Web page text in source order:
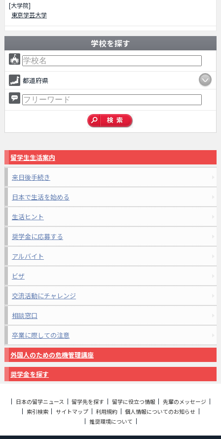
[大学院]
東京学芸大学
学校を探す
都道府県
留学生生活案内
来日後手続き
日本で生活を始める
生活ヒント
奨学金に応募する
アルバイト
ビザ
交流活動にチャレンジ
相談窓口
卒業に際しての注意
外国人のための危機管理講座
奨学金を探す
日本の留学ニュース 留学先を探す 留学に役立つ情報
先輩のメッセージ
索引検索
サイトマップ 利用規約
個人情報についてのお知らせ
推奨環境について